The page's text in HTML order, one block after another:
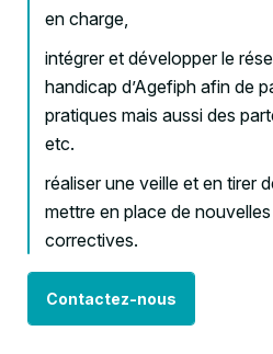
en charge,
intégrer et développer le
handicap d’Agefiph afin de
pratiques mais aussi des
etc.
réaliser une veille et en tirer
mettre en place de
correctives.
Contactez-nous